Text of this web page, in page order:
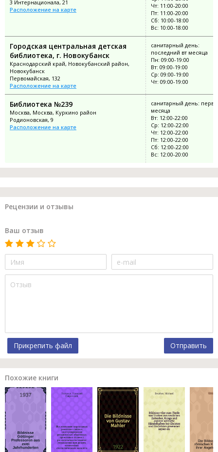
3 Интернационала, 21
Расположение на карте
Чт: 11:00-20:00
Пт: 11:00-20:00
Сб: 10:00-18:00
Вс: 10:00-18:00
Городская центральная детская
библиотека, г. Новокубанск
Краснодарский край, Новокубанский район,
Новокубанск
Первомайская, 132
Расположение на карте
санитарный день:
последний вт месяца
Пн: 09:00-19:00
Вт: 09:00-19:00
Ср: 09:00-19:00
Чт: 09:00-19:00
Библиотека №239
Москва, Москва, Куркино район
Родионовская, 9
Расположение на карте
санитарный день:
месяца
Вт: 12:00-22:00
Ср: 12:00-22:00
Чт: 12:00-22:00
Пт: 12:00-22:00
Сб: 12:00-22:00
Вс: 12:00-20:00
Рецензии и отзывы
Ваш отзыв
Прикрепить файл Отправить
Похожие книги